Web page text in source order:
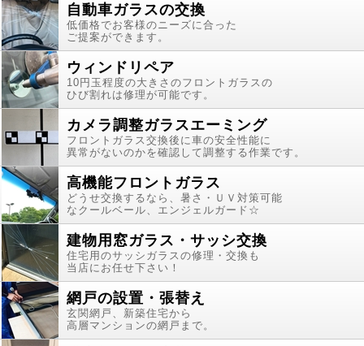
自動車ガラスの交換
低価格でお客様のニーズに合った
ご提案ができます。
ウィンドリペア
10円玉程度の大きさのフロントガラスの
ひび割れは修理が可能です。
カメラ調整ガラスエーミング
フロントガラス交換後に車の安全性能に
異常がないのかを確認して調整する作業です。
高機能フロントガラス
どうせ交換するなら、暑さ・ＵＶ対策可能
なクールベール、エンジェルガード☆
建物用窓ガラス・サッシ交換
住宅用のサッシガラスの修理・交換も
当店にお任せ下さい！
網戸の設置・張替え
玄関網戸、新築住宅から
高層マンションの網戸まで。